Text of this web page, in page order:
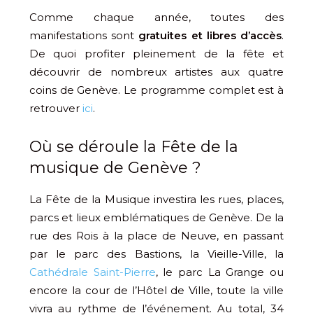
Comme chaque année, toutes des
manifestations sont gratuites et libres d’accès.
De quoi profiter pleinement de la fête et
découvrir de nombreux artistes aux quatre
coins de Genève. Le programme complet est à
retrouver ici.
Où se déroule la Fête de la
musique de Genève ?
La Fête de la Musique investira les rues, places,
parcs et lieux emblématiques de Genève. De la
rue des Rois à la place de Neuve, en passant
par le parc des Bastions, la Vieille-Ville, la
Cathédrale Saint-Pierre, le parc La Grange ou
encore la cour de l’Hôtel de Ville, toute la ville
vivra au rythme de l’événement. Au total, 34